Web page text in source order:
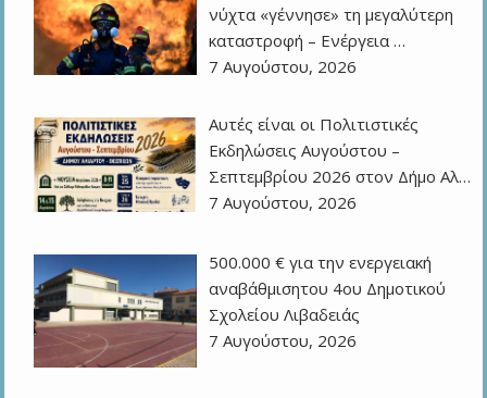
νύχτα «γέννησε» τη μεγαλύτερη
καταστροφή – Ενέργεια …
7 Αυγούστου, 2026
Αυτές είναι οι Πολιτιστικές
Εκδηλώσεις Αυγούστου –
Σεπτεμβρίου 2026 στον Δήμο Αλ…
7 Αυγούστου, 2026
500.000 € για την ενεργειακή
αναβάθμισητου 4ου Δημοτικού
Σχολείου Λιβαδειάς
7 Αυγούστου, 2026